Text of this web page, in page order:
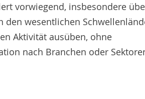
vorwiegend, insbesondere
den wesentlichen
Aktivität ausüben, ohne
nach Branchen oder